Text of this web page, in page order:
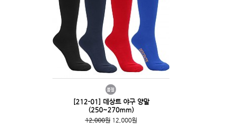
[212-01] 데상트 야구 양말
(250~270mm)
12,000원12,000원